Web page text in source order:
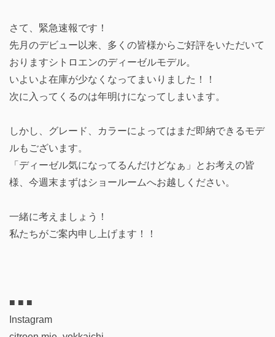
さて、緊急速報です！
先月のデビュー以来、多くの皆様からご好評をいただいて
おりますシトロエンのディーゼルモデル。
いよいよ在庫が少なくなってまいりました！！
次に入ってくるのは年明けになってしまいます。
しかし、グレード、カラーによってはまだ即納できるモデ
ルもございます。
「ディーゼル気になってるんだけどなぁ」とお考えの皆
様、今週末まずはショールームへお越しください。
一緒に考えましょう！
私たちがご案内申し上げます！！
■ ■ ■
Instagram